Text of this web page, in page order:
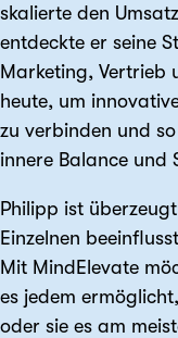
skalierte den
entdeckte er seine
Marketing, Vertrieb
heute, um
zu verbinden und
innere Balance und
Philipp ist
Einzelnen
Mit MindElevate
es jedem
oder sie es am